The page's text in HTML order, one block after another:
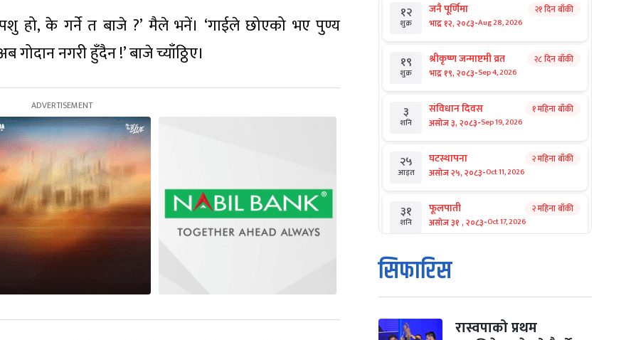
हो, के गर्ने त बाजे ?’ मैले भनें। ‘गाईले छोएको भए पुण्य
नगरी हुँदैन !’ बाजे च्याँठ्ठिए।
१२
शुक्र
जनै पूर्णिमा
भाद्र १२, २०८३-Aug 28, 2026
२१ दिन बाँकी
१९
शुक्र
श्रीकृष्ण जन्माष्टमी व्रत
भाद्र १९, २०८३-Sep 4, 2026
२८ दिन बाँकी
३
शनि
संविधान दिवस
असोज ३, २०८३-Sep 19, 2026
१ महिना बाँकी
२५
आइत
घटस्थापना
असोज २५, २०८३-Oct 11, 2026
२ महिना बाँकी
३१
शनि
फूलपाती
असोज ३१ , २०८३-Oct 17, 2026
२ महिना बाँकी
१
आइत
कार्तिक सङ्क्रान्ति
कार्तिक १, २०८३
मंगल कार्तिक ३, २०८३-Oct 20, 2026
सिफारिस
रास्वपाको प्रथम